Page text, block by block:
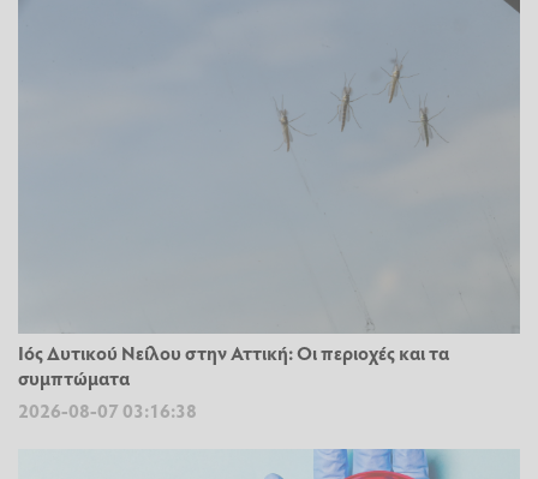
Ιός Δυτικού Νείλου στην Αττική: Οι περιοχές και τα
συμπτώματα
2026-08-07 03:16:38